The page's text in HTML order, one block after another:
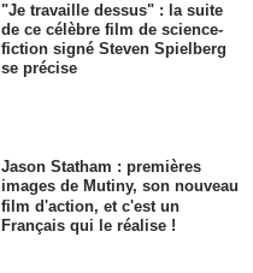
"Je travaille dessus" : la suite
de ce célèbre film de science-
fiction signé Steven Spielberg
se précise
Jason Statham : premières
images de Mutiny, son nouveau
film d'action, et c'est un
Français qui le réalise !